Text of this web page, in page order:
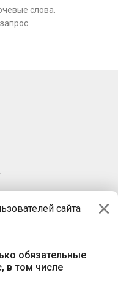
сайта
обязательные
в том числе
слова.
БАЙ»
пр-т Независимости